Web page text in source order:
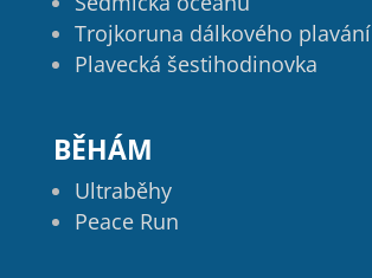
Trojkoruna dálkového plavání
Plavecká šestihodinovka
BĚHÁM
Ultraběhy
Peace Run